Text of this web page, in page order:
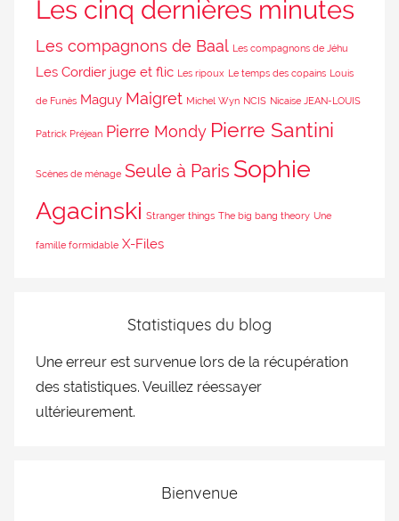
Les cinq dernières minutes
Les compagnons de Baal Les compagnons de Jéhu
Les Cordier juge et flic Les ripoux Le temps des copains Louis
de Funès Maguy Maigret Michel Wyn NCIS Nicaise JEAN-LOUIS
Patrick Préjean Pierre Mondy Pierre Santini
Scènes de ménage Seule à Paris Sophie
Agacinski Stranger things The big bang theory Une
famille formidable X-Files
Statistiques du blog
Une erreur est survenue lors de la récupération
des statistiques. Veuillez réessayer
ultérieurement.
Bienvenue